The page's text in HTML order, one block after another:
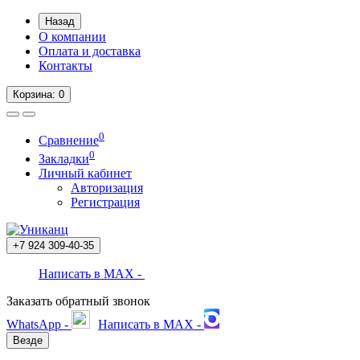
Назад
О компании
Оплата и доставка
Контакты
Корзина: 0
Сравнение0
Закладки0
Личный кабинет
Авторизация
Регистрация
+7 924 309-40-35
Написать в MAX -
Заказать обратный звонок
WhatsApp -
Написать в MAX -
Везде